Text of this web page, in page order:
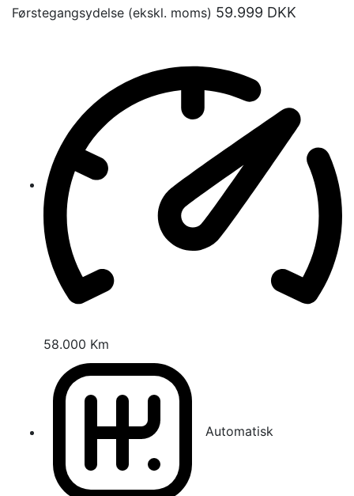
Førstegangsydelse (ekskl. moms) 59.999 DKK
58.000 Km
Automatisk